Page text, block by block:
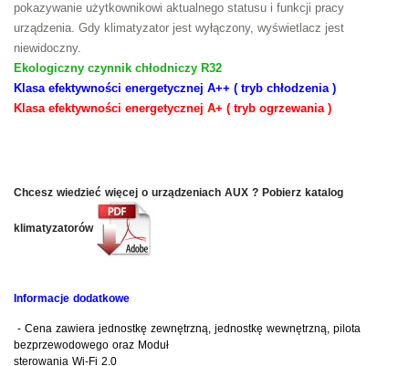
pokazywanie użytkownikowi aktualnego statusu i funkcji pracy
urządzenia. Gdy klimatyzator jest wyłączony, wyświetlacz jest
niewidoczny.
Ekologiczny czynnik chłodniczy R32
Klasa efektywności energetycznej A++ ( tryb chłodzenia )
Klasa efektywności energetycznej A+ ( tryb ogrzewania )
Chcesz wiedzieć więcej o urządzeniach AUX ? Pobierz katalog
klimatyzatorów
Informacje dodatkowe
- Cena zawiera jednostkę zewnętrzną, jednostkę wewnętrzną, pilota
bezprzewodowego oraz Moduł
sterowania Wi-Fi 2.0